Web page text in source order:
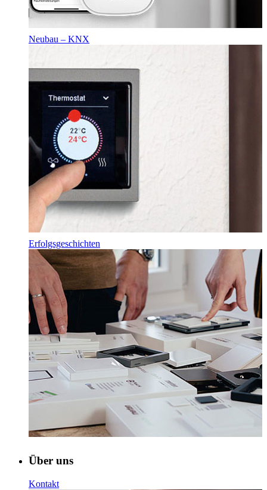
Neubau – KNX
Erfolgsgeschichten
Über uns
Kontakt